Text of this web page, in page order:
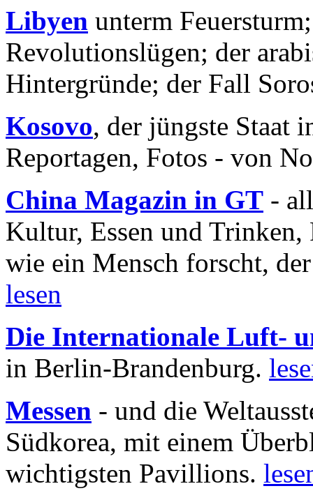
Libyen unterm
Revolutionslügen; der
Hintergründe; der Fall
Kosovo, der jüngste Staat
Reportagen, Fotos - von
China Magazin in GT -
Kultur, Essen und
wie ein Mensch forscht,
lesen
Die Internationale Luft-
in Berlin-Brandenburg.
Messen - und die
Südkorea, mit einem
wichtigsten Pavillions.